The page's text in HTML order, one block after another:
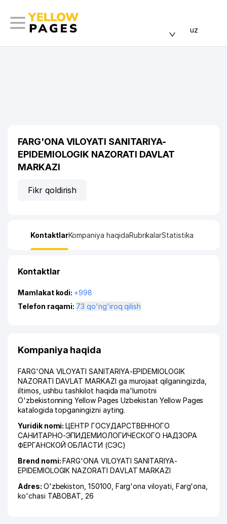
uz
FARG'ONA VILOYATI SANITARIYA-
EPIDEMIOLOGIK NAZORATI DAVLAT
MARKAZI
Fikr qoldirish
KontaktlarKompaniya haqidaRubrikalarStatistika
Kontaktlar
Mamlakat kodi: +998
Telefon raqami:
73 qo'ng'iroq qilish
Kompaniya haqida
FARG'ONA VILOYATI SANITARIYA-EPIDEMIOLOGIK
NAZORATI DAVLAT MARKAZI ga murojaat qilganingizda,
iltimos, ushbu tashkilot haqida ma'lumotni
O'zbekistonning Yellow Pages Uzbekistan Yellow Pages
katalogida topganingizni ayting.
Yuridik nomi:ЦЕНТР ГОСУДАРСТВЕННОГО
САНИТАРНО-ЭПИДЕМИОЛОГИЧЕСКОГО НАДЗОРА
ФЕРГАНСКОЙ ОБЛАСТИ (СЭС)
Brend nomi:FARG'ONA VILOYATI SANITARIYA-
EPIDEMIOLOGIK NAZORATI DAVLAT MARKAZI
Adres: O'zbekiston, 150100, Farg'ona viloyati Farg'ona
ko'chasi TABOBAT , 26